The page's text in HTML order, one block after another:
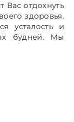
Вас отдохнуть
здоровья.
усталость и
будней. Мы